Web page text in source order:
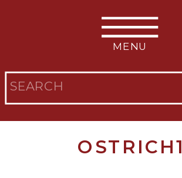
Search
MENU
OSTRICH1